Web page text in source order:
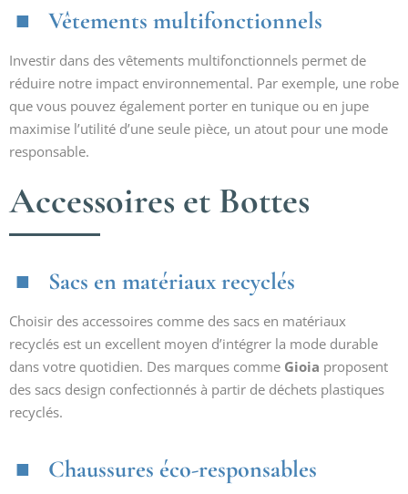
Vêtements multifonctionnels
Investir dans des vêtements multifonctionnels permet de
réduire notre impact environnemental. Par exemple, une robe
que vous pouvez également porter en tunique ou en jupe
maximise l’utilité d’une seule pièce, un atout pour une mode
responsable.
Accessoires et Bottes
Sacs en matériaux recyclés
Choisir des accessoires comme des sacs en matériaux
recyclés est un excellent moyen d’intégrer la mode durable
dans votre quotidien. Des marques comme Gioia proposent
des sacs design confectionnés à partir de déchets plastiques
recyclés.
Chaussures éco-responsables